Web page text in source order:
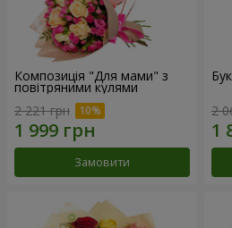
Композиція "Для мами" з
повітряними кулями
2 221 грн
Замовити
2